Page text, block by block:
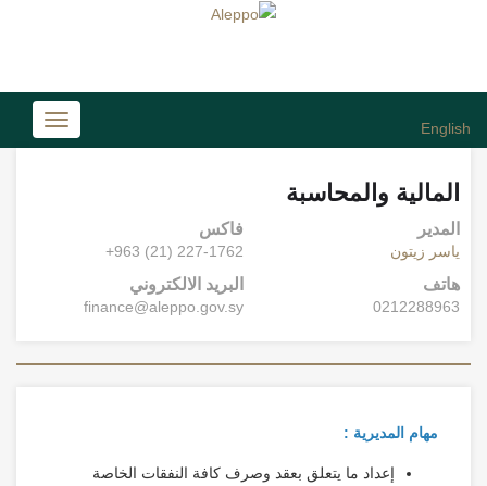
English
Toggle
المالية والمحاسبة
المدير
ياسر زيتون
فاكس
+963 (21) 227-1762
هاتف
0212288963
البريد الالكتروني
finance@aleppo.gov.sy
مهام المديرية :
إعداد ما يتعلق بعقد وصرف كافة النفقات الخاصة